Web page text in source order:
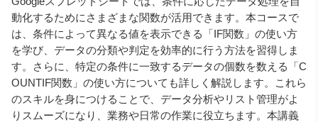
動化するためにさまざまな関数が活用できます。本コースで
は、条件によって異なる値を表示できる「IF関数」の使い方
を学び、データの分類や判定を効率的に行う方法を習得しま
す。さらに、特定の条件に一致するデータの個数を数える「C
OUNTIF関数」の使い方についても詳しく解説します。これら
のスキルを身につけることで、データ分析やリスト管理がよ
りスムーズになり、業務や日常の作業に役立ちます。本講義